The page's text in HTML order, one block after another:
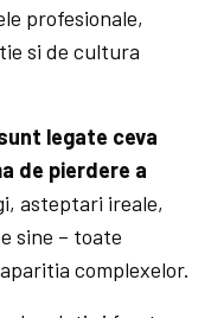
profesionale,
si de cultura
legate ceva
de pierdere a
asteptari ireale,
sine – toate
complexelor.